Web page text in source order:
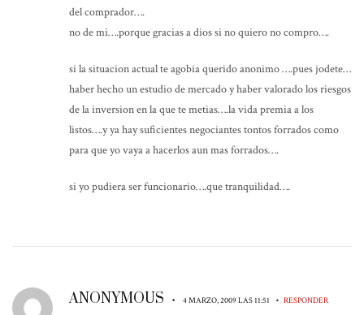
del comprador….
no de mi….porque gracias a dios si no quiero no compro….
si la situacion actual te agobia querido anonimo ….pues jodete…
haber hecho un estudio de mercado y haber valorado los riesgos
de la inversion en la que te metias….la vida premia a los
listos….y ya hay suficientes negociantes tontos forrados como
para que yo vaya a hacerlos aun mas forrados….
si yo pudiera ser funcionario….que tranquilidad….
ANONYMOUS • 4 MARZO, 2009 LAS 11:51 • RESPONDER